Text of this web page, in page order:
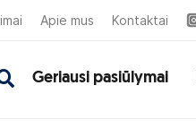
Apie mus Kontaktai
Geriausi pasiūlymai